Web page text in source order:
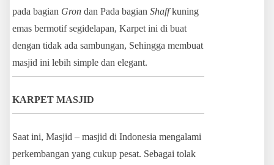
pada bagian Gron dan Pada bagian Shaffkuning
emas bermotif segidelapan, Karpet ini di buat
dengan tidak ada sambungan, Sehingga membuat
masjid ini lebih simple dan elegant.
KARPET MASJID
Saat ini, Masjid – masjid di Indonesia mengalami
perkembangan yang cukup pesat. Sebagai tolak